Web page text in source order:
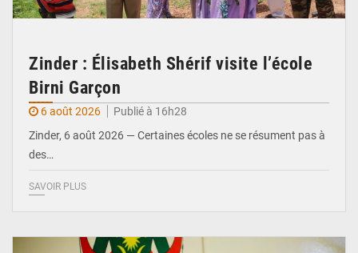
Zinder : Élisabeth Shérif visite l’école
Birni Garçon
6 août 2026
Publié à 16h28
Zinder, 6 août 2026 — Certaines écoles ne se résument pas à
des…
SAVOIR PLUS